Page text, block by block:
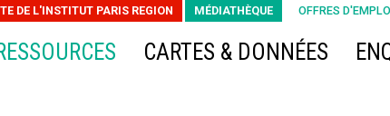
OFFRES
DE L'INSTITUT PARIS REGION MÉDIATHÈQUE
CARTES & DONNÉES